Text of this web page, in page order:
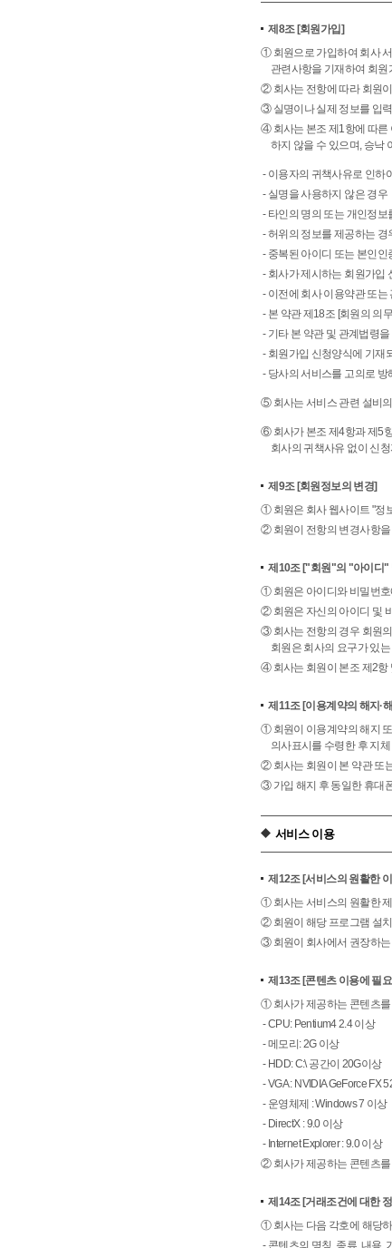
제8조[회원가입]
① 회원으로 가입하여 회사
관련사항을 기재하여 회
② 회사는 전항에 따라 회원
③ 실명이나 실제 정보를 입
④ 회사는 본조 제1항에 따른
하지 않을 수 있으며, 승낙
- 이용자의 귀책사유로 인하
- 실명을 사용하지 않은 경우
- 타인의 명의 또는 개인정보
- 허위의 정보를 제공하는 경
- 중복된 아이디 또는 본인
- 회사가 제시하는 회원가입
- 이전에 회사 이용약관 또
- 본 약관 제18조 [회원의 의
- 기타 본 약관 및 관계법령
- 회원가입 신청양식에 기재
- 당사의 서비스를 고의로 방
⑤ 회사는 서비스 관련 설비
⑥ 회사가 본조 제4항과 제5
회사의 귀책사유 없이 신
제9조[회원정보의 변경]
① 회원은 회사 웹사이트 "정
② 회원이 전항의 변경사항을
제10조["회원"의 "아이디"
① 회원은 아이디와 비밀번호
② 회원은 자신의 아이디 및
③ 회사는 전항의 경우 회원
회원은 회사의 요구가 있
④ 회사는 회원이 본조 제2항
제11조[이용계약의 해지·
① 회원이 이용계약의 해지
의사표시를 수령한 후 지
② 회사는 회원이 본 약관 또
③ 가입 해지 후 동일한 휴대
서비스 이용
제12조[서비스의 원활한
① 회사는 서비스의 원활한
② 회원이 해당 프로그램 설
③ 회원이 회사에서 권장하는
제13조[콘텐츠 이용에 필
① 회사가 제공하는 콘텐츠를
- CPU: Pentium4 2.4 이상
- 메모리: 2G 이상
- HDD: C:\ 공간이 20G이상
- VGA : NVIDIA GeForce FX
- 운영체제 : Windows 7 이상
- DirectX : 9.0 이상
- Internet Explorer : 9.0 이상
② 회사가 제공하는 콘텐츠를
제14조[거래조건에 대한
① 회사는 다음 각호에 해당
- 콘텐츠의 명칭, 종류, 내용,